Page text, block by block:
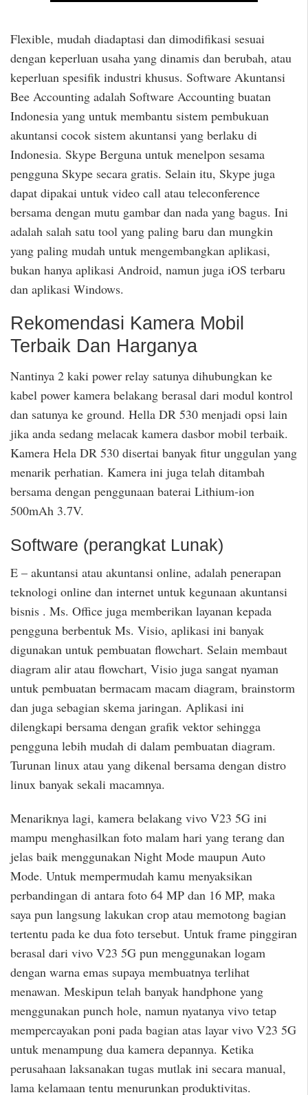
Flexible, mudah diadaptasi dan dimodifikasi sesuai
dengan keperluan usaha yang dinamis dan berubah, atau
keperluan spesifik industri khusus. Software Akuntansi
Bee Accounting adalah Software Accounting buatan
Indonesia yang untuk membantu sistem pembukuan
akuntansi cocok sistem akuntansi yang berlaku di
Indonesia. Skype Berguna untuk menelpon sesama
pengguna Skype secara gratis. Selain itu, Skype juga
dapat dipakai untuk video call atau teleconference
bersama dengan mutu gambar dan nada yang bagus. Ini
adalah salah satu tool yang paling baru dan mungkin
yang paling mudah untuk mengembangkan aplikasi,
bukan hanya aplikasi Android, namun juga iOS terbaru
dan aplikasi Windows.
Rekomendasi Kamera Mobil
Terbaik Dan Harganya
Nantinya 2 kaki power relay satunya dihubungkan ke
kabel power kamera belakang berasal dari modul kontrol
dan satunya ke ground. Hella DR 530 menjadi opsi lain
jika anda sedang melacak kamera dasbor mobil terbaik.
Kamera Hela DR 530 disertai banyak fitur unggulan yang
menarik perhatian. Kamera ini juga telah ditambah
bersama dengan penggunaan baterai Lithium-ion
500mAh 3.7V.
Software (perangkat Lunak)
E – akuntansi atau akuntansi online, adalah penerapan
teknologi online dan internet untuk kegunaan akuntansi
bisnis . Ms. Office juga memberikan layanan kepada
pengguna berbentuk Ms. Visio, aplikasi ini banyak
digunakan untuk pembuatan flowchart. Selain membaut
diagram alir atau flowchart, Visio juga sangat nyaman
untuk pembuatan bermacam macam diagram, brainstorm
dan juga sebagian skema jaringan. Aplikasi ini
dilengkapi bersama dengan grafik vektor sehingga
pengguna lebih mudah di dalam pembuatan diagram.
Turunan linux atau yang dikenal bersama dengan distro
linux banyak sekali macamnya.
Menariknya lagi, kamera belakang vivo V23 5G ini
mampu menghasilkan foto malam hari yang terang dan
jelas baik menggunakan Night Mode maupun Auto
Mode. Untuk mempermudah kamu menyaksikan
perbandingan di antara foto 64 MP dan 16 MP, maka
saya pun langsung lakukan crop atau memotong bagian
tertentu pada ke dua foto tersebut. Untuk frame pinggiran
berasal dari vivo V23 5G pun menggunakan logam
dengan warna emas supaya membuatnya terlihat
menawan. Meskipun telah banyak handphone yang
menggunakan punch hole, namun nyatanya vivo tetap
mempercayakan poni pada bagian atas layar vivo V23 5G
untuk menampung dua kamera depannya. Ketika
perusahaan laksanakan tugas mutlak ini secara manual,
lama kelamaan tentu menurunkan produktivitas.